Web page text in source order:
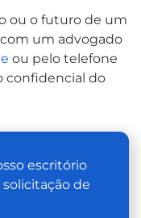
ou o futuro de um
um advogado
ou pelo telefone
confidencial do
escritório
de